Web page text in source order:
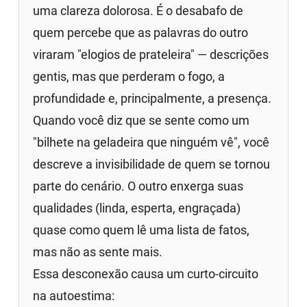
uma clareza dolorosa. É o desabafo de
quem percebe que as palavras do outro
viraram "elogios de prateleira" — descrições
gentis, mas que perderam o fogo, a
profundidade e, principalmente, a presença.
Quando você diz que se sente como um
"bilhete na geladeira que ninguém vê", você
descreve a invisibilidade de quem se tornou
parte do cenário. O outro enxerga suas
qualidades (linda, esperta, engraçada)
quase como quem lê uma lista de fatos,
mas não as sente mais.
Essa desconexão causa um curto-circuito
na autoestima: